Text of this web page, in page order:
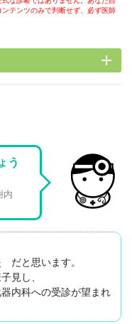
テンツのみで判断せず、必ず医師
add
う
内
だと思います。
見し、
内科への受診が望まれ